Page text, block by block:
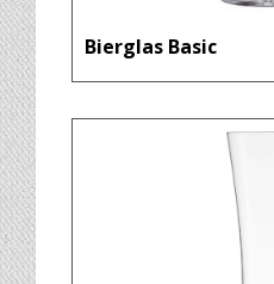
Bierglas Basic